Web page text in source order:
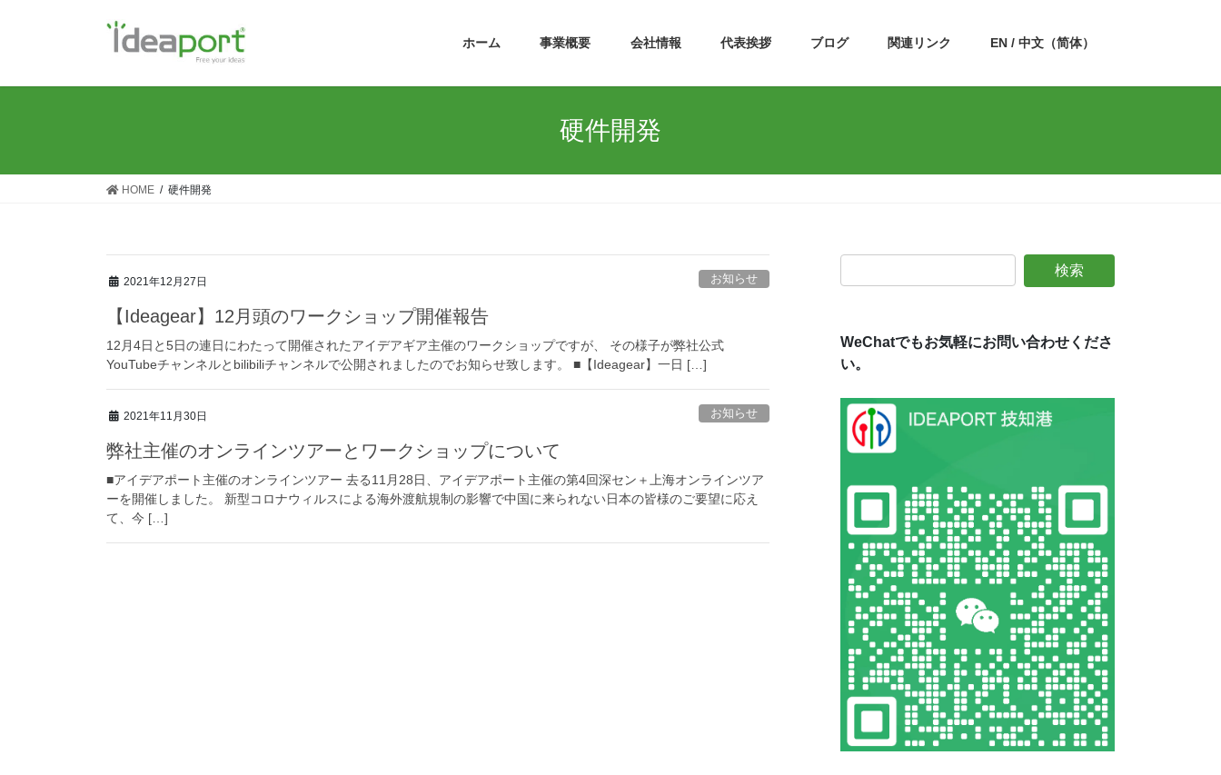
ホーム 事業概要 会社情報 代表挨拶 ブログ 関連リンク EN / 中文（简体）
硬件開発
HOME 硬件開発
2021年12月27日 お知らせ
【Ideagear】12月頭のワークショップ開催報告
12月4日と5日の連日にわたって開催されたアイデアギア主催のワークショップですが、 その様子が弊社公式
YouTubeチャンネルとbilibiliチャンネルで公開されましたのでお知らせ致します。 ■【Ideagear】一日 […]
2021年11月30日 お知らせ
弊社主催のオンラインツアーとワークショップについて
■アイデアポート主催のオンラインツアー 去る11月28日、アイデアポート主催の第4回深セン＋上海オンラインツア
ーを開催しました。 新型コロナウィルスによる海外渡航規制の影響で中国に来られない日本の皆様のご要望に応え
て、今 […]
WeChatでもお気軽にお問い合わせくださ
い。